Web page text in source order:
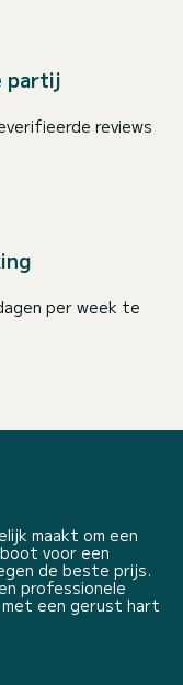
partij
reviews
per week te
maakt om een
voor een
de beste prijs.
professionele
een gerust hart